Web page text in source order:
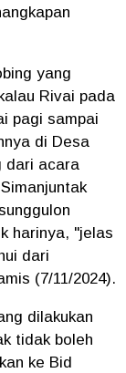
yang
Rivai pada
pagi sampai
di Desa
dari acara
harinya, "jelas
dari
(7/11/2024).
dilakukan
tidak boleh
ke Bid